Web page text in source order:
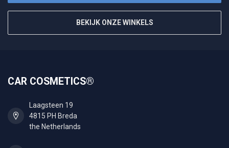
BEKIJK ONZE WINKELS
CAR COSMETICS®
Laagsteen 19
4815 PH Breda
the Netherlands